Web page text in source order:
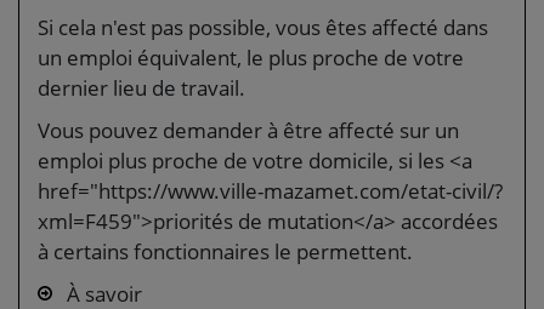
Si cela n'est pas possible, vous êtes affecté dans
un emploi équivalent, le plus proche de votre
dernier lieu de travail.
Vous pouvez demander à être affecté sur un
emploi plus proche de votre domicile, si les <a
href="https://www.ville-mazamet.com/etat-civil/?
xml=F459">priorités de mutation</a> accordées
à certains fonctionnaires le permettent.
À savoir